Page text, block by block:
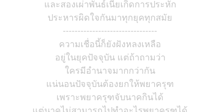
และสองเผ่าพันธ์เนี่ยเกิดการประหัก
ประหารผิดใจกันมาทุกยุคทุกสมัย
--------------------------------
ความเชื่อนี้ก็ยังฝังหลงเหลือ
อยู่ในยุคปัจจุบัน แต่ถ้าถามว่า
ใครมีอำนาจมากกว่ากัน
แน่นอนปัจจุบันต้องยกให้พยาครุฑ
เพราะพยาครุฑจับนาคกินได้